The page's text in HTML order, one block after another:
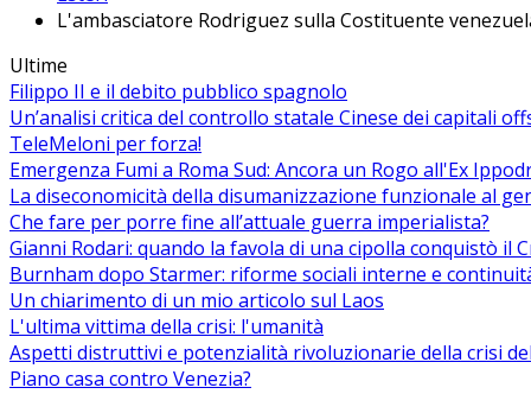
L'ambasciatore Rodriguez sulla Costituente
Ultime
Filippo II e il debito pubblico spagnolo
Un’analisi critica del controllo statale Cinese dei capitali
TeleMeloni per forza!
Emergenza Fumi a Roma Sud: Ancora un Rogo all'Ex
La diseconomicità della disumanizzazione funzionale al
Che fare per porre fine all’attuale guerra imperialista?
Gianni Rodari: quando la favola di una cipolla conquistò il
Burnham dopo Starmer: riforme sociali interne e
Un chiarimento di un mio articolo sul Laos
L'ultima vittima della crisi: l'umanità
Aspetti distruttivi e potenzialità rivoluzionarie della crisi
Piano casa contro Venezia?